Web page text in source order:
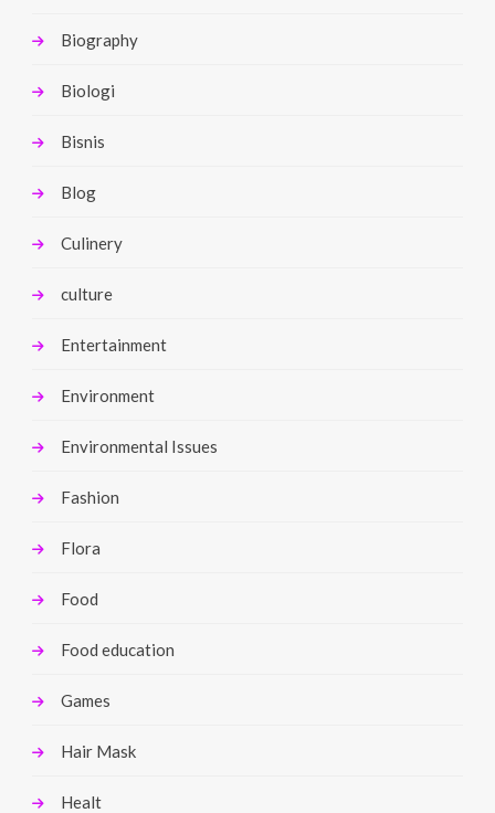
Biography
Biologi
Bisnis
Blog
Culinery
culture
Entertainment
Environment
Environmental Issues
Fashion
Flora
Food
Food education
Games
Hair Mask
Healt